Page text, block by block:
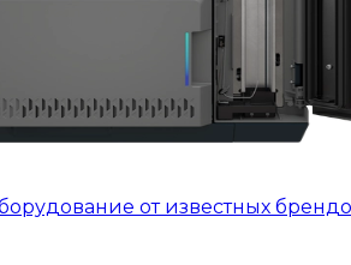
от известных